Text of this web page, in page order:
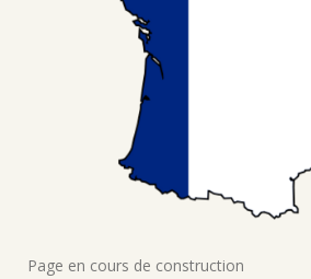
Page en cours de construction